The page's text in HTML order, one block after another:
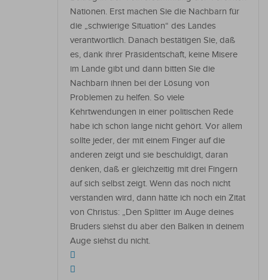
Nationen. Erst machen Sie die Nachbarn für
die „schwierige Situation“ des Landes
verantwortlich. Danach bestätigen Sie, daß
es, dank ihrer Präsidentschaft, keine Misere
im Lande gibt und dann bitten Sie die
Nachbarn ihnen bei der Lösung von
Problemen zu helfen. So viele
Kehrtwendungen in einer politischen Rede
habe ich schon lange nicht gehört. Vor allem
sollte jeder, der mit einem Finger auf die
anderen zeigt und sie beschuldigt, daran
denken, daß er gleichzeitig mit drei Fingern
auf sich selbst zeigt. Wenn das noch nicht
verstanden wird, dann hätte ich noch ein Zitat
von Christus: „Den Splitter im Auge deines
Bruders siehst du aber den Balken in deinem
Auge siehst du nicht.